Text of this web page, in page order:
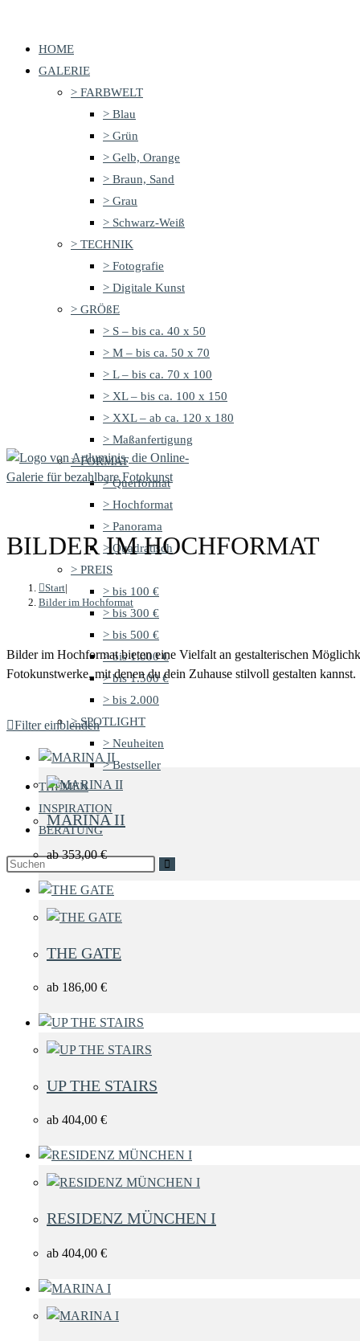
springenHOME
GALERIE
> FARBWELT
> Blau
> Grün
> Gelb, Orange
> Braun, Sand
> Grau
> Schwarz-Weiß
> TECHNIK
> Fotografie
> Digitale Kunst
> GRÖßE
> S – bis ca. 40 x 50
> M – bis ca. 50 x 70
> L – bis ca. 70 x 100
> XL – bis ca. 100 x 150
> XXL – ab ca. 120 x 180
> Maßanfertigung
> FORMAT
> Querformat
> Hochformat
> Panorama
> Quadratisch
> PREIS
> bis 100 €
> bis 300 €
> bis 500 €
> bis 1.000 €
> bis 1.500 €
> bis 2.000
> SPOTLIGHT
> Neuheiten
> Bestseller
THEMEN
INSPIRATION
BERATUNG
BILDER IM HOCHFORMAT
Start|
Bilder im Hochformat
Bilder im Hochformat bieten eine Vielfalt an gestalterischen
Fotokunstwerke, mit denen du dein Zuhause stilvoll gestalten kannst.
Hochformat
Filter einblenden
MARINA II
ab353,00€
THE GATE
ab 186,00 €
UP THE STAIRS
ab 404,00 €
RESIDENZ MÜNCHEN I
ab 404,00 €